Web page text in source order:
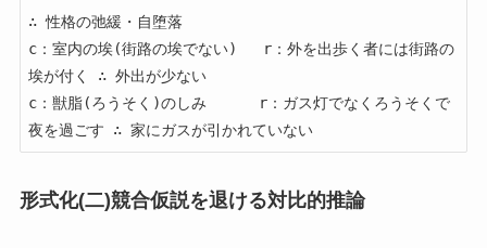
∴ 性格の弛緩・自堕落
c：室内の埃(街路の埃でない)   r：外を出歩く者には街路の
埃が付く ∴ 外出が少ない
c：獣脂(ろうそく)のしみ      r：ガス灯でなくろうそくで
夜を過ごす ∴ 家にガスが引かれていない
形式化(二)競合仮説を退ける対比的推論